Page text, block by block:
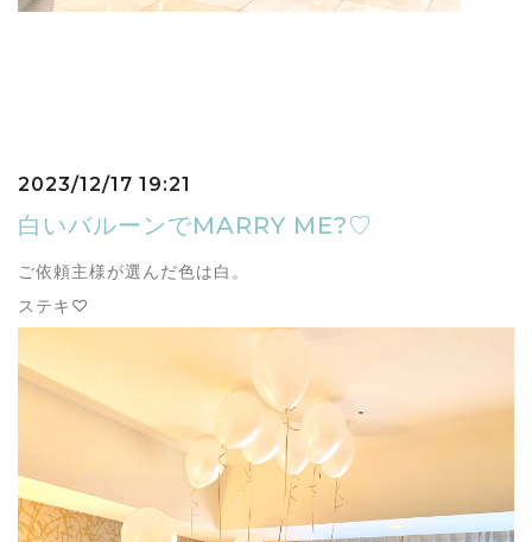
2023/12/17 19:21
白いバルーンでMARRY ME?♡
ご依頼主様が選んだ色は白。
ステキ♡